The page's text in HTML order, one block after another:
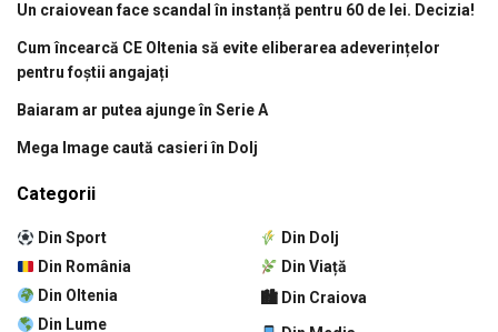
Un craiovean face scandal în instanță pentru 60 de lei. Decizia!
Cum încearcă CE Oltenia să evite eliberarea adeverințelor
pentru foștii angajați
Baiaram ar putea ajunge în Serie A
Mega Image caută casieri în Dolj
Categorii
Din Sport
Din România
Din Oltenia
Din Lume
Din Dolj
Din Viață
🏙 Din Craiova